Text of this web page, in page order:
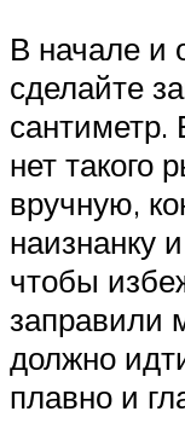
В начале и
сделайте
нет такого
вручную,
наизнанку
чтобы
заправили
должно
плавно и